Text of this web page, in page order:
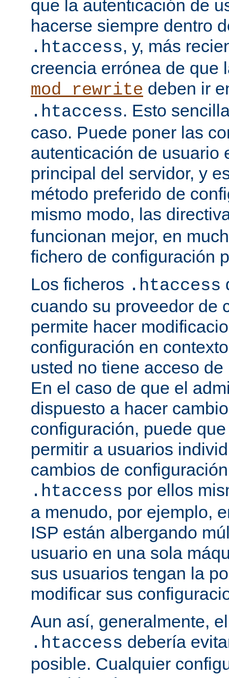
que la autenticación de
hacerse siempre dentro
.htaccess, y, más
creencia errónea de que
mod_rewrite deben ir
.htaccess. Esto
caso. Puede poner las
autenticación de usuario
principal del servidor, y
método preferido de
mismo modo, las
funcionan mejor, en
fichero de configuración
Los ficheros .htaccess
cuando su proveedor de
permite hacer
configuración en
usted no tiene acceso
En el caso de que el
dispuesto a hacer
configuración, puede
permitir a usuarios
cambios de
.htaccess por ellos
a menudo, por ejemplo,
ISP están albergando
usuario en una sola
sus usuarios tengan la
modificar sus
Aun así, generalmente,
.htaccess debería
posible. Cualquier